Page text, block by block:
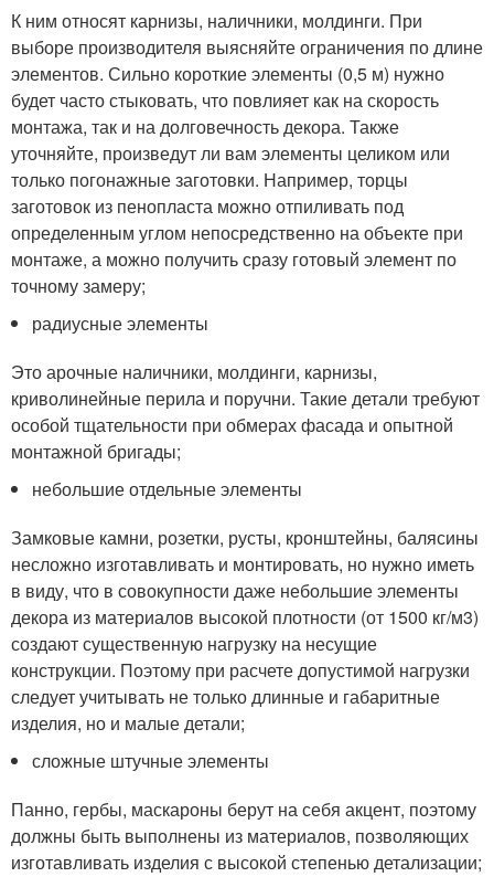
К ним относят карнизы, наличники, молдинги. При
выборе производителя выясняйте ограничения по длине
элементов. Сильно короткие элементы (0,5 м) нужно
будет часто стыковать, что повлияет как на скорость
монтажа, так и на долговечность декора. Также
уточняйте, произведут ли вам элементы целиком или
только погонажные заготовки. Например, торцы
заготовок из пенопласта можно отпиливать под
определенным углом непосредственно на объекте при
монтаже, а можно получить сразу готовый элемент по
точному замеру;
радиусные элементы
Это арочные наличники, молдинги, карнизы,
криволинейные перила и поручни. Такие детали требуют
особой тщательности при обмерах фасада и опытной
монтажной бригады;
небольшие отдельные элементы
Замковые камни, розетки, русты, кронштейны, балясины
несложно изготавливать и монтировать, но нужно иметь
в виду, что в совокупности даже небольшие элементы
декора из материалов высокой плотности (от 1500 кг/м3)
создают существенную нагрузку на несущие
конструкции. Поэтому при расчете допустимой нагрузки
следует учитывать не только длинные и габаритные
изделия, но и малые детали;
сложные штучные элементы
Панно, гербы, маскароны берут на себя акцент, поэтому
должны быть выполнены из материалов, позволяющих
изготавливать изделия с высокой степенью детализации;